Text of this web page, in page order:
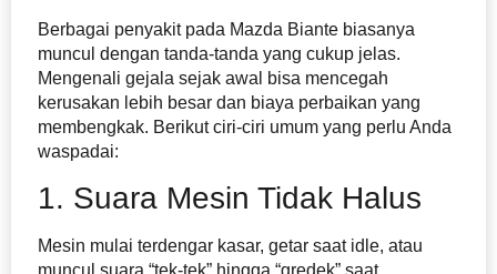
Berbagai penyakit pada Mazda Biante biasanya
muncul dengan tanda-tanda yang cukup jelas.
Mengenali gejala sejak awal bisa mencegah
kerusakan lebih besar dan biaya perbaikan yang
membengkak. Berikut ciri-ciri umum yang perlu Anda
waspadai:
1. Suara Mesin Tidak Halus
Mesin mulai terdengar kasar, getar saat idle, atau
muncul suara “tek-tek” hingga “gredek” saat